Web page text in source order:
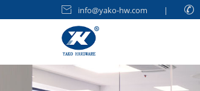
 info@yako-hw.com | 